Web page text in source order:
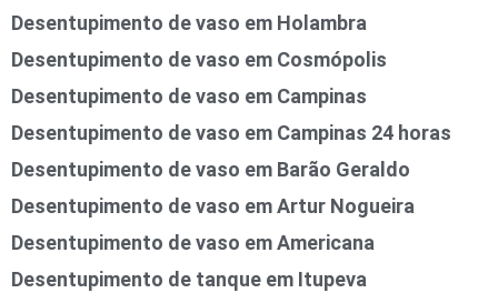
Desentupimento de vaso em Holambra
Desentupimento de vaso em Cosmópolis
Desentupimento de vaso em Campinas
Desentupimento de vaso em Campinas 24 horas
Desentupimento de vaso em Barão Geraldo
Desentupimento de vaso em Artur Nogueira
Desentupimento de vaso em Americana
Desentupimento de tanque em Itupeva